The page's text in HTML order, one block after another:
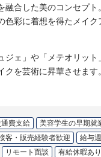
融合した美のコンセプト
色彩に着想を得たメイク
ジェ」や「メテオリット
クを芸術に昇華させます。
費支給 美容学生の早期就
客・販売経験者歓迎
給与
リモート面談
有給休暇あり